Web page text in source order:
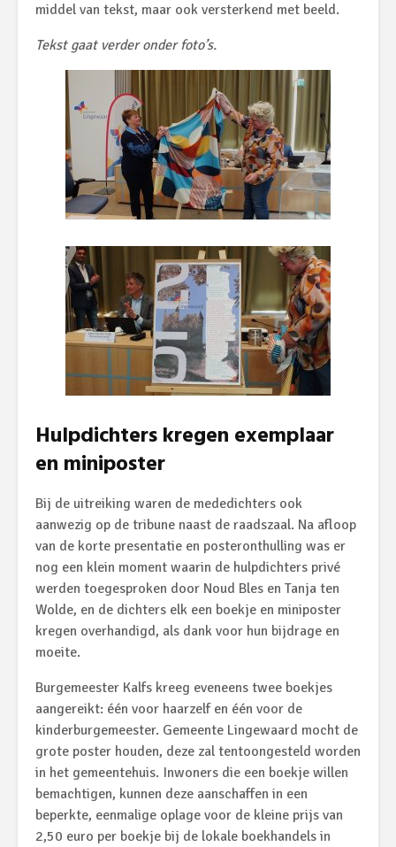
middel van tekst, maar ook versterkend met beeld.
Tekst gaat verder onder foto’s.
Hulpdichters kregen exemplaar
en miniposter
Bij de uitreiking waren de mededichters ook
aanwezig op de tribune naast de raadszaal. Na afloop
van de korte presentatie en posteronthulling was er
nog een klein moment waarin de hulpdichters privé
werden toegesproken door Noud Bles en Tanja ten
Wolde, en de dichters elk een boekje en miniposter
kregen overhandigd, als dank voor hun bijdrage en
moeite.
Burgemeester Kalfs kreeg eveneens twee boekjes
aangereikt: één voor haarzelf en één voor de
kinderburgemeester. Gemeente Lingewaard mocht de
grote poster houden, deze zal tentoongesteld worden
in het gemeentehuis. Inwoners die een boekje willen
bemachtigen, kunnen deze aanschaffen in een
beperkte, eenmalige oplage voor de kleine prijs van
2,50 euro per boekje bij de lokale boekhandels in